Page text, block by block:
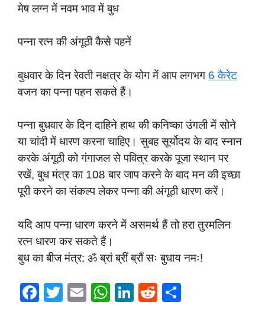
मेष लग्न में नवम भाव में बुध
पन्ना रत्न की अंगूठी कैसे पहनें
बुधवार के दिन रेवती नक्षत्र के योग में आप लगभग 6 कैरेट
वजन का पन्ना पहन सकते हैं।
पन्ना बुधवार के दिन दाहिने हाथ की कनिष्का उंगली में सोने
या चांदी में धारण करना चाहिए। सुबह सूर्योदय के बाद स्नान
करके अंगूठी को गंगाजल से पवित्र करके पूजा स्थान पर
रखें, बुध मंत्र का 108 बार जाप करने के बाद मन की इच्छा
पूरी करने का संकल्प लेकर पन्ना की अंगूठी धारण करें।
यदि आप पन्ना धारण करने में असमर्थ हैं तो हरा तुरमलिन
रत्न धारण कर सकते हैं।
बुध का बीज मंत्र: ॐ ब्रां ब्रीं ब्रौं सः बुधाय नमः!
F
T
E
W Li
R